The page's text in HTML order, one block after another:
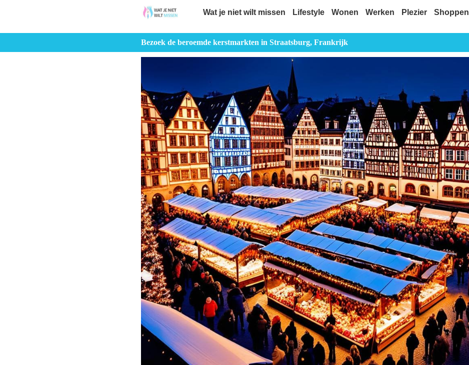
Wat je niet wilt missen Lifestyle Wonen Werken Plezier Shoppen
Bezoek de beroemde kerstmarkten in Straatsburg, Frankrijk